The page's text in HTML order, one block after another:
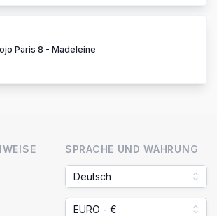
Paris 8 - Madeleine
SPRACHE UND WÄHRUNG
Deutsch
EURO - €